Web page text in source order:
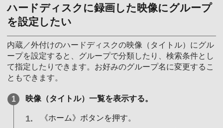
ハードディスクに録画した映像にグループ
を設定したい
内蔵／外付けのハードディスクの映像（タイトル）にグル
ープを設定すると、グループで分類したり、検索条件とし
て指定したりできます。お好みのグループ名に変更するこ
ともできます。
映像（タイトル）一覧を表示する。
《ホーム》ボタンを押す。